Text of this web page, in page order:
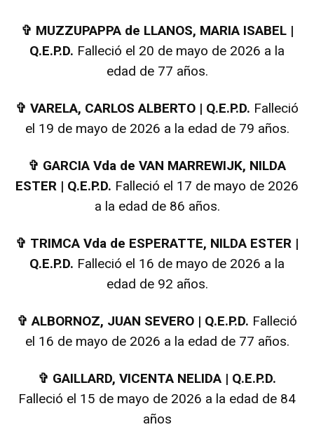
✞ MUZZUPAPPA de LLANOS, MARIA ISABEL |
Q.E.P.D. Falleció el 20 de mayo de 2026 a la
edad de 77 años.
✞ VARELA, CARLOS ALBERTO | Q.E.P.D. Falleció
el 19 de mayo de 2026 a la edad de 79 años.
✞ GARCIA Vda de VAN MARREWIJK, NILDA
ESTER | Q.E.P.D. Falleció el 17 de mayo de 2026
a la edad de 86 años.
✞ TRIMCA Vda de ESPERATTE, NILDA ESTER |
Q.E.P.D. Falleció el 16 de mayo de 2026 a la
edad de 92 años.
✞ALBORNOZ, JUAN SEVERO | Q.E.P.D. Falleció
el 16 de mayo de 2026 a la edad de 77 años.
✞ GAILLARD, VICENTA NELIDA | Q.E.P.D.
Falleció el 15 de mayo de 2026 a la edad de 84
años